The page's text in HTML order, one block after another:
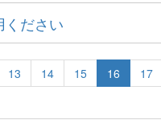
ください
13 14 15 16 17